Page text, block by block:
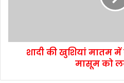
शादी की खुशियां मातम में
मासूम को